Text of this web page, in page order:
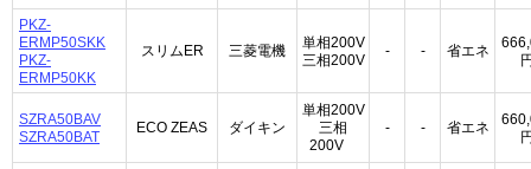
PKZ-
ERMP50SKK
PKZ-
ERMP50KK
スリムER 三菱電機
単相200V
三相200V
- - 省エネ
SZRA50BAV
SZRA50BAT
ECO ZEAS ダイキン
単相200V
三相
200V
- - 省エネ